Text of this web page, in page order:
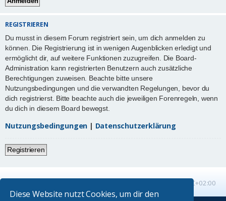
Diese Website nutzt Cookies, um dir den
REGISTRIEREN
Du musst in diesem Forum registriert sein, um dich anmelden zu
können. Die Registrierung ist in wenigen Augenblicken erledigt und
ermöglicht dir, auf weitere Funktionen zuzugreifen. Die Board-
Administration kann registrierten Benutzern auch zusätzliche
Berechtigungen zuweisen. Beachte bitte unsere
Nutzungsbedingungen und die verwandten Regelungen, bevor du
dich registrierst. Bitte beachte auch die jeweiligen Forenregeln, wenn
du dich in diesem Board bewegst.
Nutzungsbedingungen | Datenschutzerklärung
Registrieren
UTC+02:00